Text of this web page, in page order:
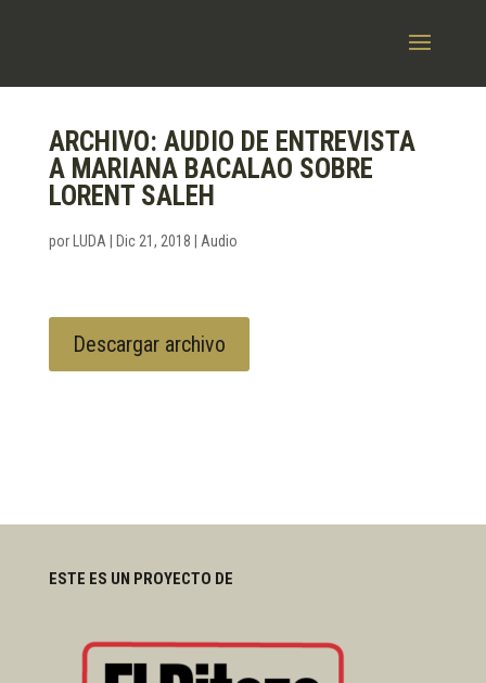
ARCHIVO: AUDIO DE ENTREVISTA
A MARIANA BACALAO SOBRE
LORENT SALEH
por LUDA Dic 21, 2018 Audio
Descargar archivo
ESTE ES UN PROYECTO DE